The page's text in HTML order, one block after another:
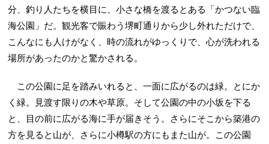
分、釣り人たちを横目に、小さな橋を渡るとある「かつない臨
海公園」だ。観光客で賑わう堺町通りから少し外れただけで、
こんなにも人けがなく、時の流れがゆっくりで、心が洗われる
場所があったのかと驚かされる。
この公園に足を踏みいれると、一面に広がるのは緑。とにか
く緑。見渡す限りの木や草原。そして公園の中の小坂を下る
と、目の前に広がる海に手が届きそう。さらにそこから築港の
方を見ると山が、さらに小樽駅の方にもまた山が。この公園